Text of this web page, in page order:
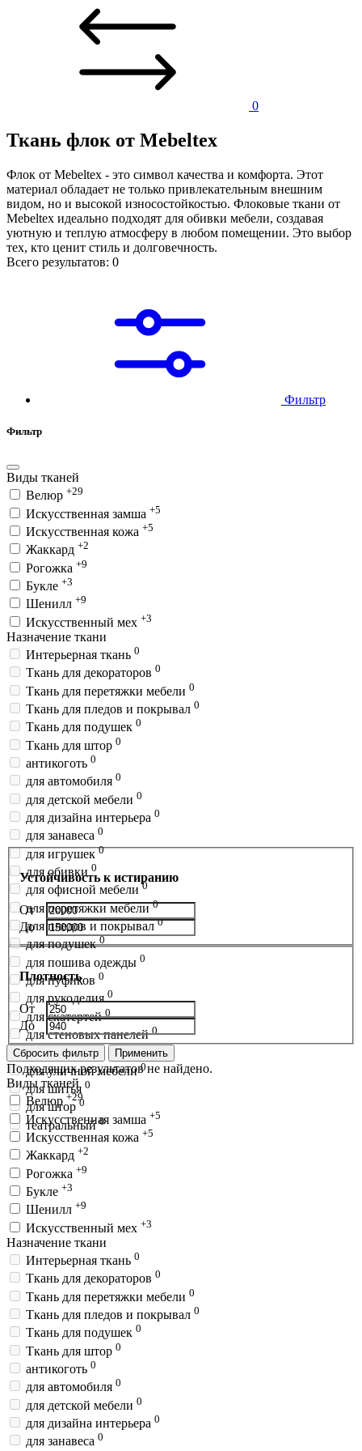
0
Ткань флок от Mebeltex
Флок от Mebeltex - это символ качества и комфорта. Этот
материал обладает не только привлекательным внешним
видом, но и высокой износостойкостью. Флоковые ткани от
Mebeltex идеально подходят для обивки мебели, создавая
уютную и теплую атмосферу в любом помещении. Это выбор
тех, кто ценит стиль и долговечность.
Всего результатов: 0
Фильтр
Фильтр
Виды тканей
Велюр +29
Искусственная замша +5
Искусственная кожа +5
Жаккард +2
Рогожка +9
Букле +3
Шенилл +9
Искусственный мех +3
Назначение ткани
Интерьерная ткань 0
Ткань для декораторов 0
Ткань для перетяжки мебели 0
Ткань для пледов и покрывал 0
Ткань для подушек 0
Ткань для штор 0
антикоготь 0
для автомобиля 0
для детской мебели 0
для дизайна интерьера 0
для занавеса 0
для игрушек 0
для обивки 0
для офисной мебели 0
для перетяжки мебели 0
для пледов и покрывал 0
для подушек 0
для пошива одежды 0
для пуфиков 0
для рукоделия 0
для скатертей 0
для стеновых панелей 0
для сумок 0
для уличной мебели 0
для шитья 0
для штор 0
театральный 0
Устойчивость к истиранию
От
До
Плотность
От
До
Сбросить фильтр Применить
Подходящих результатов не найдено.
Виды тканей
Велюр +29
Искусственная замша +5
Искусственная кожа +5
Жаккард +2
Рогожка +9
Букле +3
Шенилл +9
Искусственный мех +3
Назначение ткани
Интерьерная ткань 0
Ткань для декораторов 0
Ткань для перетяжки мебели 0
Ткань для пледов и покрывал 0
Ткань для подушек 0
Ткань для штор 0
антикоготь 0
для автомобиля 0
для детской мебели 0
для дизайна интерьера 0
для занавеса 0